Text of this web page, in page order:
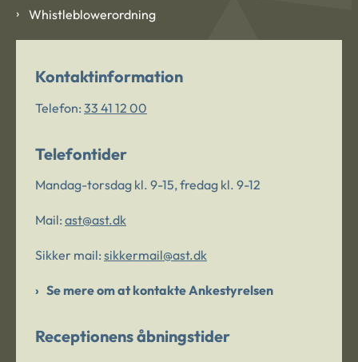
Whistleblowerordning
Kontaktinformation
Telefon: 33 41 12 00
Telefontider
Mandag-torsdag kl. 9-15, fredag kl. 9-12
Mail: ast@ast.dk
Sikker mail: sikkermail@ast.dk
Se mere om at kontakte Ankestyrelsen
Receptionens åbningstider